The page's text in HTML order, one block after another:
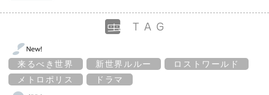
来るべき世界 新世界ルルー
ロストワールド
メトロポリス
ドラマ